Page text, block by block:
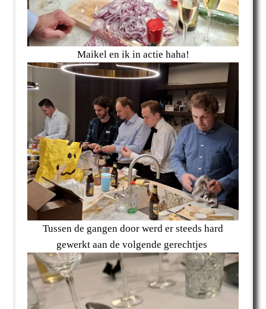
Maikel en ik in actie haha!
Tussen de gangen door werd er steeds hard
gewerkt aan de volgende gerechtjes